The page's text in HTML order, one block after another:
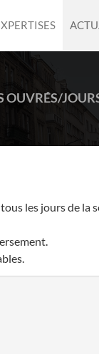
OUVRÉS/
les jours de